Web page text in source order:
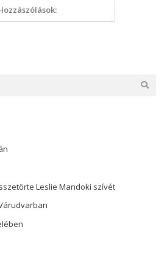
Leslie Mandoki szívét